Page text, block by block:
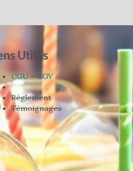
Utiles
CGU–CGV
Règlement
Témoignages